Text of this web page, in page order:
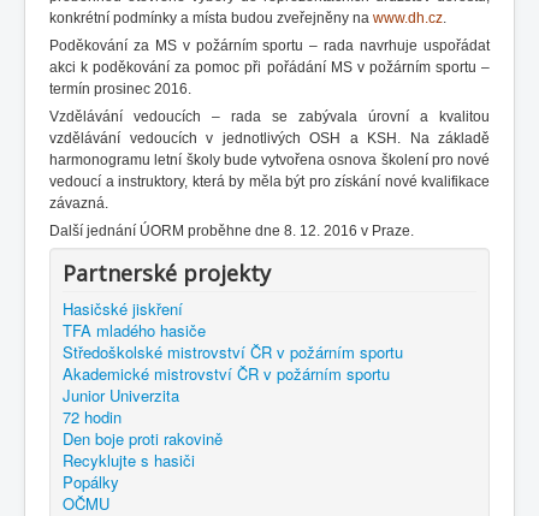
konkrétní podmínky a místa budou zveřejněny na www.dh.cz
Poděkování za MS v požárním sportu – rada navrhuje uspořádat
akci k poděkování za pomoc při pořádání MS v požárním sportu –
termín prosinec 2016.
Vzdělávání vedoucích – rada se zabývala úrovní a kvalitou
vzdělávání vedoucích v jednotlivých OSH a KSH. Na základě
harmonogramu letní školy bude vytvořena osnova školení pro nové
vedoucí a instruktory, která by měla být pro získání nové kvalifikace
závazná.
Další jednání ÚORM proběhne dne 8. 12. 2016 v Praze.
Partnerské projekty
Hasičské jiskření
TFA mladého hasiče
Středoškolské mistrovství ČR v požárním sportu
Akademické mistrovství ČR v požárním sportu
Junior Univerzita
72 hodin
Den boje proti rakovině
Recyklujte s hasiči
Popálky
OČMU